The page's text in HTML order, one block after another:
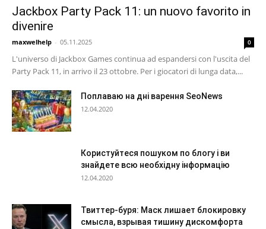
Jackbox Party Pack 11: un nuovo favorito in
divenire
maxwelhelp - 05.11.2025 0
L'universo di Jackbox Games continua ad espandersi con l'uscita del
Party Pack 11, in arrivo il 23 ottobre. Per i giocatori di lunga data,...
Поплаваю на дні варення SeoNews
12.04.2020
Користуйтеся пошуком по блогу і ви
знайдете всю необхідну інформацію
12.04.2020
Твиттер-буря: Маск лишает блокировку
смысла, взрывая тишину дискомфорта